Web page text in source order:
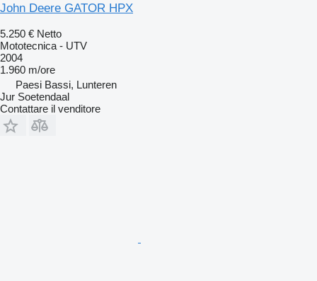
John Deere GATOR HPX
5.250 € Netto
Mototecnica - UTV
2004
1.960 m/ore
Paesi Bassi, Lunteren
Jur Soetendaal
Contattare il venditore